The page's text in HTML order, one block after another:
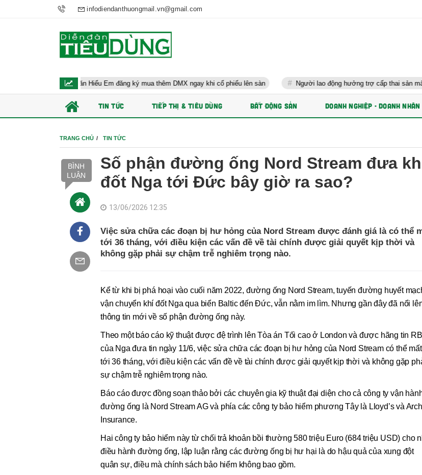
infodiendanthuongmail.vn@gmail.com
Ông Đoàn Văn Hiểu Em đăng ký mua thêm DMX ngay khi cổ phiếu lên sàn Người lao động hưởng trợ cấp thai sản mấy tháng khi
TIN TỨC TIẾP THỊ & TIÊU DÙNG BẤT ĐỘNG SẢN DOANH NGHIỆP - DOANH NHÂN
TRANG CHỦ TIN TỨC
BÌNH
LUẬN
Số phận đường ống Nord Stream đưa
đốt Nga tới Đức bây giờ ra sao?
13/06/2026 12:35
Việc sửa chữa các đoạn bị hư hỏng của Nord Stream được đánh giá là có thể
tới 36 tháng, với điều kiện các vấn đề về tài chính được giải quyết kịp thời và
không gặp phải sự chậm trễ nghiêm trọng nào.
Kể từ khi bị phá hoại vào cuối năm 2022, đường ống Nord Stream, tuyến đường huyết
vận chuyển khí đốt Nga qua biển Baltic đến Đức, vẫn nằm im lìm. Nhưng gần đây đã nổi
thông tin mới về số phận đường ống này.
Theo một báo cáo kỹ thuật được đệ trình lên Tòa án Tối cao ở London và được hãng tin
của Nga đưa tin ngày 11/6, việc sửa chữa các đoạn bị hư hỏng của Nord Stream có thể mất
tới 36 tháng, với điều kiện các vấn đề về tài chính được giải quyết kịp thời và không gặp
sự chậm trễ nghiêm trọng nào.
Báo cáo được đồng soạn thảo bởi các chuyên gia kỹ thuật đại diện cho cả công ty vận
đường ống là Nord Stream AG và phía các công ty bảo hiểm phương Tây là Lloyd’s và Arch
Insurance.
Hai công ty bảo hiểm này từ chối trả khoản bồi thường 580 triệu Euro (684 triệu USD) cho
điều hành đường ống, lập luận rằng các đường ống bị hư hại là do hậu quả của xung đột
quân sự, điều mà chính sách bảo hiểm không bao gồm.